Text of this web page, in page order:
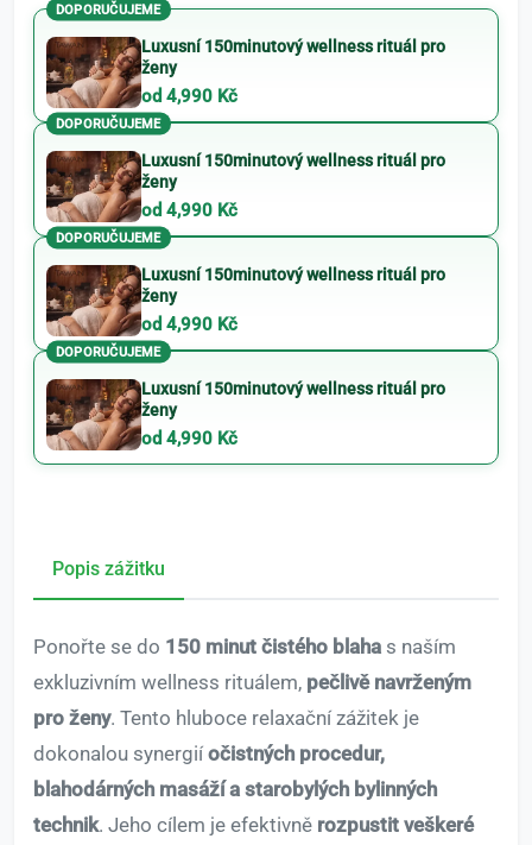
DOPORUČUJEME
Luxusní 150minutový wellness rituál pro
ženy
od 4,990 Kč
DOPORUČUJEME
Luxusní 150minutový wellness rituál pro
ženy
od 4,990 Kč
DOPORUČUJEME
Luxusní 150minutový wellness rituál pro
ženy
od 4,990 Kč
DOPORUČUJEME
Luxusní 150minutový wellness rituál pro
ženy
od 4,990 Kč
Popis zážitku
Ponořte se do 150 minut čistého blaha s naším
exkluzivním wellness rituálem, pečlivě navrženým
pro ženy. Tento hluboce relaxační zážitek je
dokonalou synergií očistných procedur,
blahodárných masáží a starobylých bylinných
technik. Jeho cílem je efektivně rozpustit veškeré